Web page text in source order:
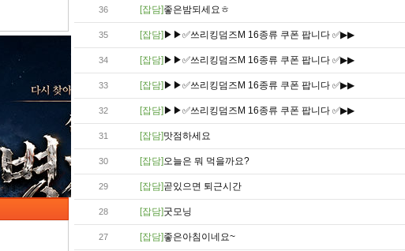
36 [잡담]좋은밤되세요ㅎ
35 [잡담] ▶▶✅쓰리킹덤즈M 16종류 쿠폰 팝니다 ✅▶▶
34 [잡담] ▶▶✅쓰리킹덤즈M 16종류 쿠폰 팝니다 ✅▶▶
33 [잡담] ▶▶✅쓰리킹덤즈M 16종류 쿠폰 팝니다 ✅▶▶
32 [잡담] ▶▶✅쓰리킹덤즈M 16종류 쿠폰 팝니다 ✅▶▶
31 [잡담]맛점하세요
30 [잡담]오늘은 뭐 먹을까요?
29 [잡담]곧있으면 퇴근시간
28 [잡담]굿모닝
27 [잡담]좋은아침이네요~